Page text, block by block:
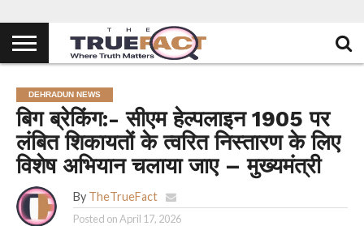
DEHRADUN NEWS
बिग ब्रेकिंग:- सीएम हेल्पलाइन 1905 पर
लंबित शिकायतों के त्वरित निस्तारण के लिए
विशेष अभियान चलाया जाए – मुख्यमंत्री
By TheTrueFact
Posted onApril 17, 2026